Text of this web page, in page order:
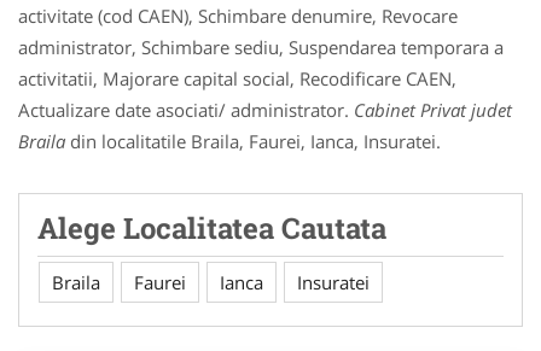
activitate (cod CAEN), Schimbare denumire, Revocare
administrator, Schimbare sediu, Suspendarea temporara a
activitatii, Majorare capital social, Recodificare CAEN,
Actualizare date asociati/ administrator. Cabinet Privat judet
Braila din localitatile Braila, Faurei, Ianca, Insuratei.
Alege Localitatea Cautata
Braila Faurei Ianca Insuratei